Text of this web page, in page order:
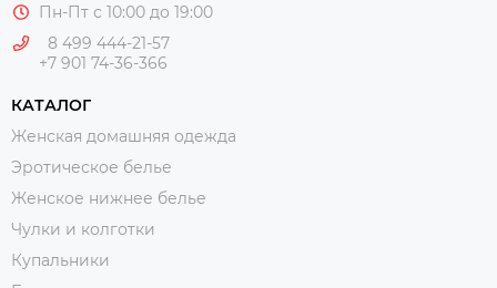
Пн-Пт с 10:00 до 19:00
8 499 444-21-57
+7 901 74-36-366
КАТАЛОГ
Женская домашняя одежда
Эротическое белье
Женское нижнее белье
Чулки и колготки
Купальники